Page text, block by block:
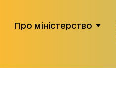
Про міністерство